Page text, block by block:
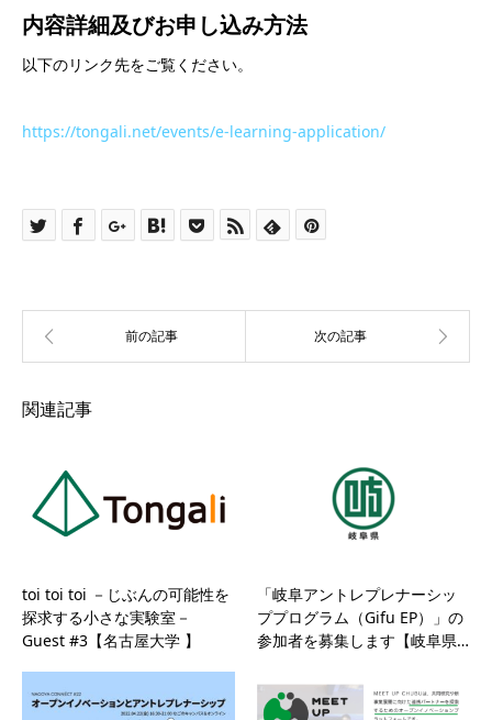
内容詳細及びお申し込み方法
以下のリンク先をご覧ください。
https://tongali.net/events/e-learning-application/
関連記事
toi toi toi －じぶんの可能性を
探求する小さな実験室－
Guest #3【名古屋大学 】
「岐阜アントレプレナーシッ
ププログラム（Gifu EP）」の
参加者を募集します【岐阜県…